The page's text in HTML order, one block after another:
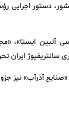
دستور اجرایی
آتبین ایستا»،
سانتریفیوژ ایران